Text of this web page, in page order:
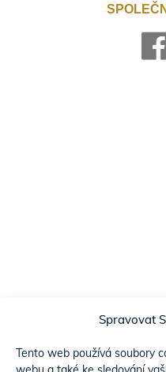
Spravovat
Tento web používá soubory